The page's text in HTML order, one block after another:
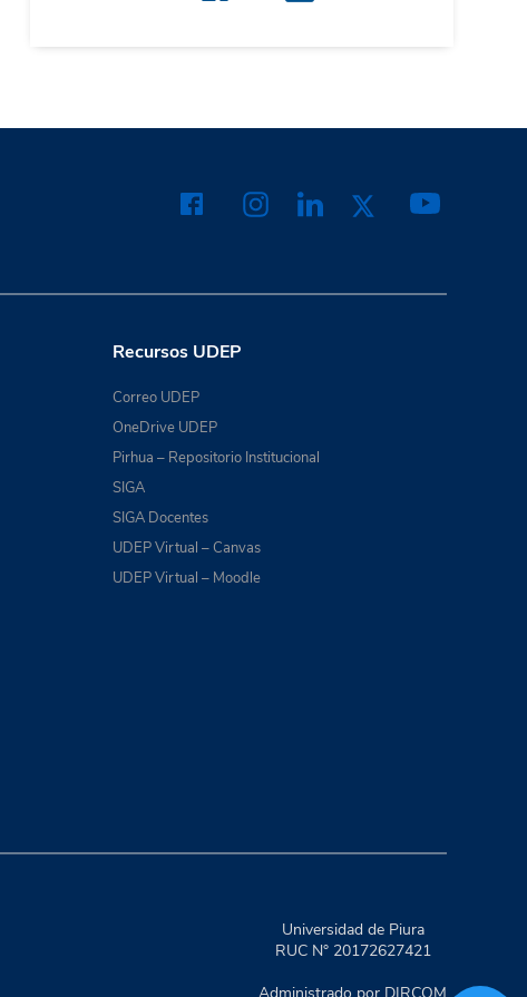
Recursos UDEP
Correo UDEP
OneDrive UDEP
Pirhua – Repositorio Institucional
SIGA
SIGA Docentes
UDEP Virtual – Canvas
UDEP Virtual – Moodle
Universidad de Piura
RUC N° 20172627421